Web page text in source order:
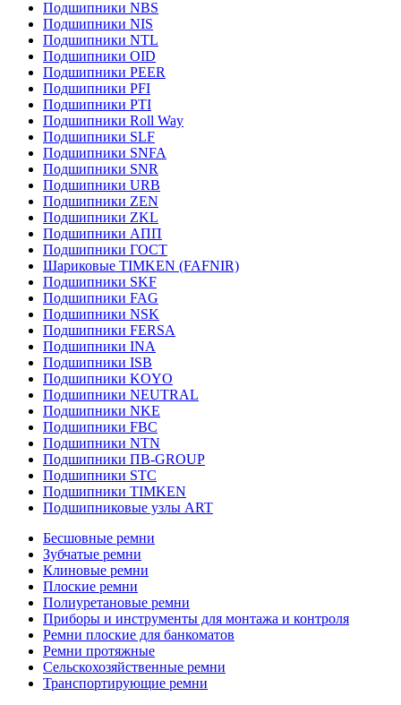
Подшипники NBS
Подшипники NIS
Подшипники NTL
Подшипники OID
Подшипники PEER
Подшипники PFI
Подшипники PTI
Подшипники Roll Way
Подшипники SLF
Подшипники SNFA
Подшипники SNR
Подшипники URB
Подшипники ZEN
Подшипники ZKL
Подшипники АПП
Подшипники ГОСТ
Шариковые ТІMKEN (FAFNIR)
Подшипники SKF
Подшипники FAG
Подшипники NSK
Подшипники FERSA
Подшипники INA
Подшипники ISB
Подшипники KOYO
Подшипники NEUTRAL
Подшипники NKE
Подшипники FBC
Подшипники NTN
Подшипники ПВ-GROUP
Подшипники STC
Подшипники TIMKEN
Подшипниковые узлы ART
Бесшовные ремни
Зубчатые ремни
Клиновые ремни
Плоские ремни
Полиуретановые ремни
Приборы и инструменты для монтажа и контроля
Ремни плоские для банкоматов
Ремни протяжные
Сельскохозяйственные ремни
Транспортирующие ремни